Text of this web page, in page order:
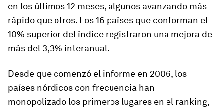
en los últimos 12 meses, algunos avanzando más
rápido que otros. Los 16 países que conforman el
10% superior del índice registraron una mejora de
más del 3,3% interanual.
Desde que comenzó el informe en 2006, los
países nórdicos con frecuencia han
monopolizado los primeros lugares en el ranking,